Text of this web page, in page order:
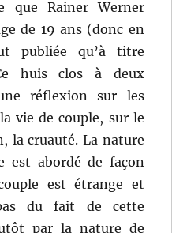
que Rainer Werner
de 19 ans (donc en
publiée qu’à titre
huis clos à deux
réflexion sur les
vie de couple, sur le
la cruauté. La nature
est abordé de façon
est étrange et
du fait de cette
par la nature de